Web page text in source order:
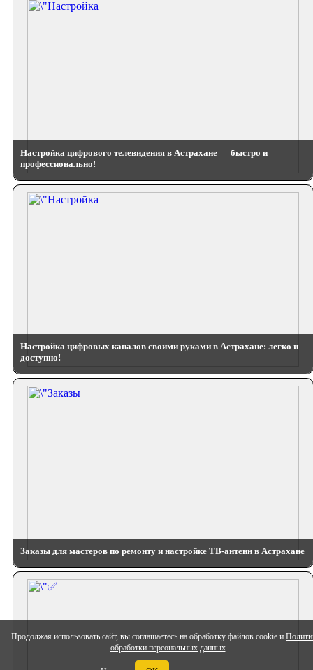
Продолжая использовать сайт, вы соглашаетесь на обработку файлов cookie и
обработки персональных данных
Настройка цифрового телевидения в Астрахане — быстро и
профессионально!
Настройка цифровых каналов своими руками в Астрахане: легко и
доступно!
Заказы для мастеров по ремонту и настройке ТВ-антенн в Астрахане